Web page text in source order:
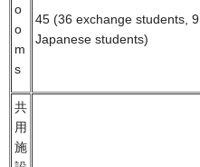
o
o
m
s
45 (36 exchange students, 9
Japanese students)
共
用
施